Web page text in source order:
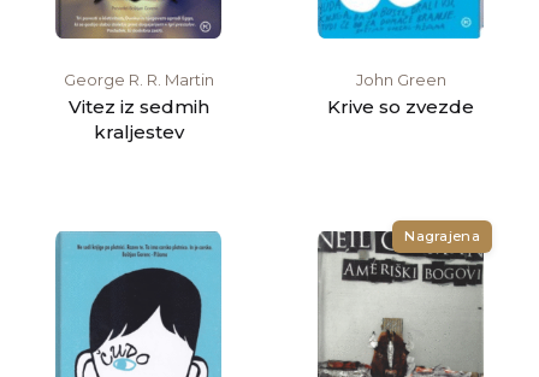
George R. R. Martin
Vitez iz sedmih
kraljestev
John Green
Krive so zvezde
Nagrajena